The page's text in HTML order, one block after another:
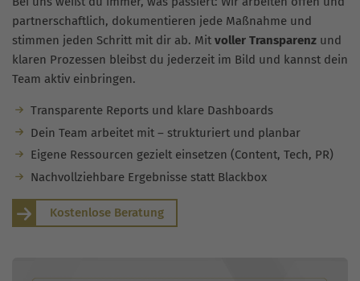
partnerschaftlich, dokumentieren jede Maßnahme und
stimmen jeden Schritt mit dir ab. Mit voller Transparenz und
klaren Prozessen bleibst du jederzeit im Bild und kannst dein
Team aktiv einbringen.
Transparente Reports und klare Dashboards
Dein Team arbeitet mit – strukturiert und planbar
Eigene Ressourcen gezielt einsetzen (Content, Tech, PR)
Nachvollziehbare Ergebnisse statt Blackbox
Kostenlose Beratung